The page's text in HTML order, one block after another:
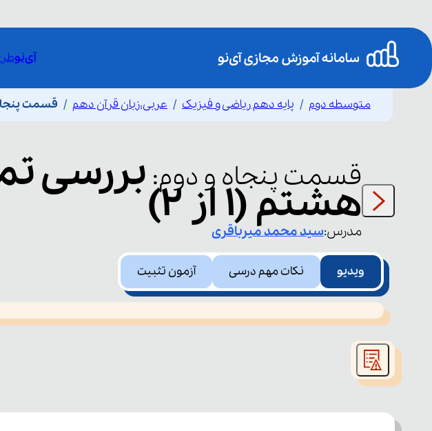
آی‌نو
متوسطه دوم پایه دهم ریاضی و فیزیک عربی،زبان قرآن دهم قسمت پنجاه
قسمت پنجاه و دوم: بررسی
هشتم (1 از 2)
مدرس:سید محمدمیرباقری
ویدیو نکات مهم درسی آزمون تثبیت
This
is
window.